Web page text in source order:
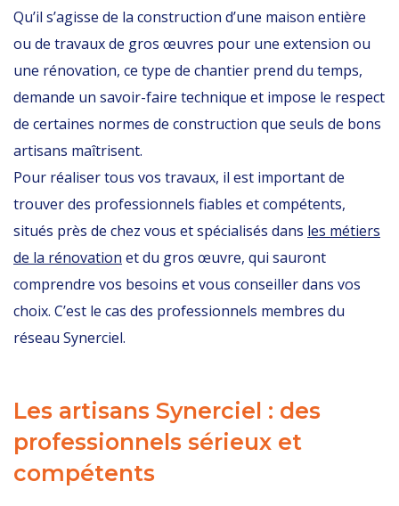
Qu’il s’agisse de la construction d’une maison entière
ou de travaux de gros œuvres pour une extension ou
une rénovation, ce type de chantier prend du temps,
demande un savoir-faire technique et impose le respect
de certaines normes de construction que seuls de bons
artisans maîtrisent.
Pour réaliser tous vos travaux, il est important de
trouver des professionnels fiables et compétents,
situés près de chez vous et spécialisés dans les métiers
de la rénovation et du gros œuvre, qui sauront
comprendre vos besoins et vous conseiller dans vos
choix. C’est le cas des professionnels membres du
réseau Synerciel.
Les artisans Synerciel : des
professionnels sérieux et
compétents